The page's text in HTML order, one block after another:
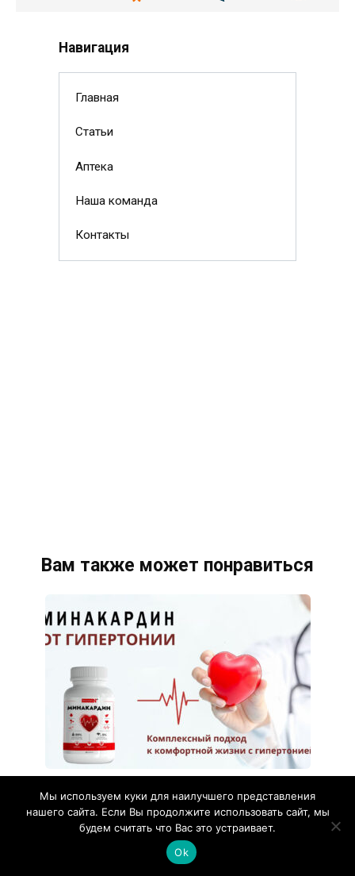
Навигация
Главная
Статьи
Аптека
Наша команда
Контакты
Вам также может понравиться
Минакардин для чистки сосудов
Чтобы получить бесплатную консультацию о
таблетках Минакардин для чистки сосудов у
Мы используем куки для наилучшего представления
нашего сайта. Если Вы продолжите использовать сайт, мы
будем считать что Вас это устраивает.
Ok